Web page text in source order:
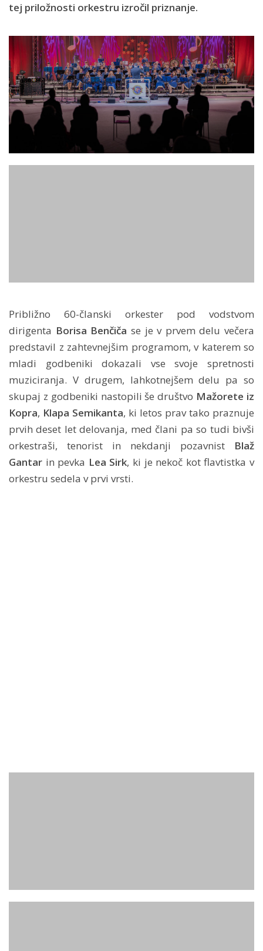
tej priložnosti orkestru izročil priznanje.
Približno 60-članski orkester pod vodstvom
dirigenta Borisa Benčiča se je v prvem delu večera
predstavil z zahtevnejšim programom, v katerem so
mladi godbeniki dokazali vse svoje spretnosti
muziciranja. V drugem, lahkotnejšem delu pa so
skupaj z godbeniki nastopili še društvo Mažorete iz
Kopra, Klapa Semikanta, ki letos prav tako praznuje
prvih deset let delovanja, med člani pa so tudi bivši
orkestraši, tenorist in nekdanji pozavnist Blaž
Gantar in pevka Lea Sirk, ki je nekoč kot flavtistka v
orkestru sedela v prvi vrsti.